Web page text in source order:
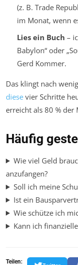
(z. B. Trade
im Monat, wenn
Lies ein Buch –
Babylon“ oder
Gerd Kommer.
Das klingt nach
diese vier Schritte
erreicht als 80 % der
Häufig
Wie viel Geld
anzufangen?
Soll ich meine
Ist ein
Wie schütze ich
Kann ich
Teilen: